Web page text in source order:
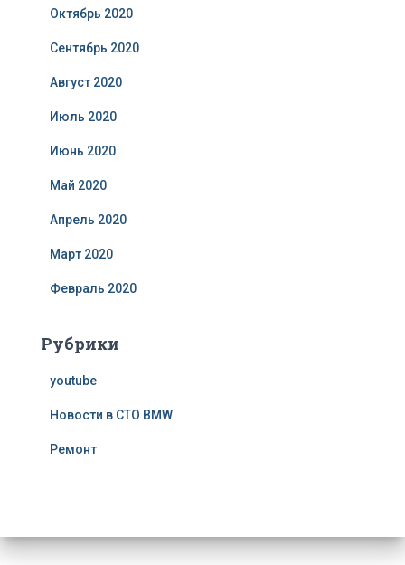
Октябрь 2020
Сентябрь 2020
Август 2020
Июль 2020
Июнь 2020
Май 2020
Апрель 2020
Март 2020
Февраль 2020
Рубрики
youtube
Новости в СТО BMW
Ремонт